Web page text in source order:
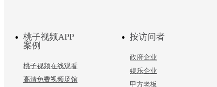
桃子视频APP
案例
桃子视频在线观看
高清免费视频场馆
按访问者
政府企业
娱乐企业
甲方老板